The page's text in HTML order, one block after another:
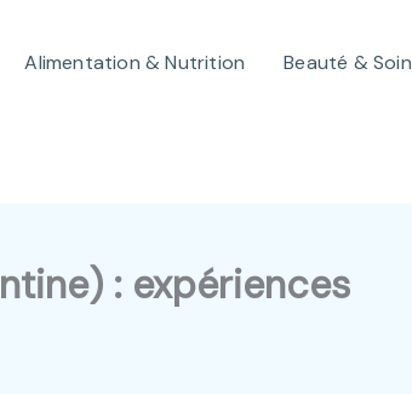
Alimentation & Nutrition Beauté & Soin
: expériences